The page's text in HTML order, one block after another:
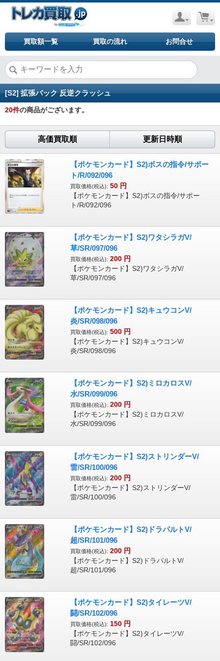
買取額一覧 買取の流れ お問合せ
[S2] 拡張パック 反逆クラッシュ
20件の商品がございます。
高価買取順 更新日時順
【ポケモンカード】S2)ボスの指令/サポー
ト/R/092/096
買取価格(税込): 50 円
【ポケモンカード】S2)ボスの指令/サポー
ト/R/092/096
【ポケモンカード】S2)ワタシラガV/
草/SR/097/096
買取価格(税込): 200 円
【ポケモンカード】S2)ワタシラガV/
草/SR/097/096
【ポケモンカード】S2)キュウコンV/
炎/SR/098/096
買取価格(税込): 500 円
【ポケモンカード】S2)キュウコンV/
炎/SR/098/096
【ポケモンカード】S2)ミロカロスV/
水/SR/099/096
買取価格(税込): 200 円
【ポケモンカード】S2)ミロカロスV/
水/SR/099/096
【ポケモンカード】S2)ストリンダーV/
雷/SR/100/096
買取価格(税込): 200 円
【ポケモンカード】S2)ストリンダーV/
雷/SR/100/096
【ポケモンカード】S2)ドラパルトV/
超/SR/101/096
買取価格(税込): 200 円
【ポケモンカード】S2)ドラパルトV/
超/SR/101/096
【ポケモンカード】S2)タイレーツV/
闘/SR/102/096
買取価格(税込): 150 円
【ポケモンカード】S2)タイレーツV/
闘/SR/102/096